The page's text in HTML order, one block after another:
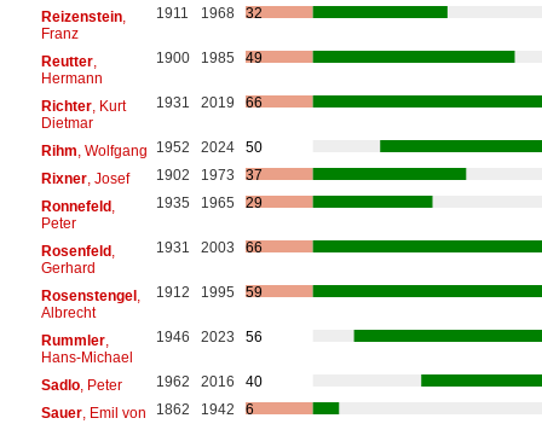
Reizenstein,
Franz
1911 1968 32
Reutter,
Hermann
1900 1985 49
Richter, Kurt
Dietmar
1931 2019 66
Rihm , Wolfgang 1952 2024
50
Rixner, Josef 1902 1973
37
Ronnefeld,
Peter
1935 1965 29
Rosenfeld,
Gerhard
1931 2003 66
Rosenstengel,
Albrecht
1912 1995 59
Rummler,
Hans-Michael
1946 2023 56
Sadlo, Peter 1962 2016
40
Sauer, Emil von 1862 1942
6